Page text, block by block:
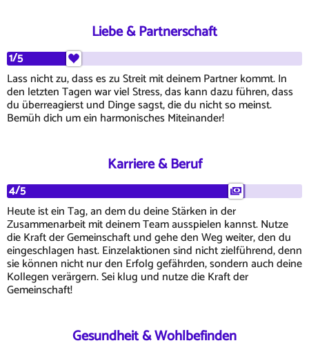
Liebe & Partnerschaft
1/5
Lass nicht zu, dass es zu Streit mit deinem Partner kommt. In
den letzten Tagen war viel Stress, das kann dazu führen, dass
du überreagierst und Dinge sagst, die du nicht so meinst.
Bemüh dich um ein harmonisches Miteinander!
Karriere & Beruf
4/5
Heute ist ein Tag, an dem du deine Stärken in der
Zusammenarbeit mit deinem Team ausspielen kannst. Nutze
die Kraft der Gemeinschaft und gehe den Weg weiter, den du
eingeschlagen hast. Einzelaktionen sind nicht zielführend, denn
sie können nicht nur den Erfolg gefährden, sondern auch deine
Kollegen verärgern. Sei klug und nutze die Kraft der
Gemeinschaft!
Gesundheit & Wohlbefinden